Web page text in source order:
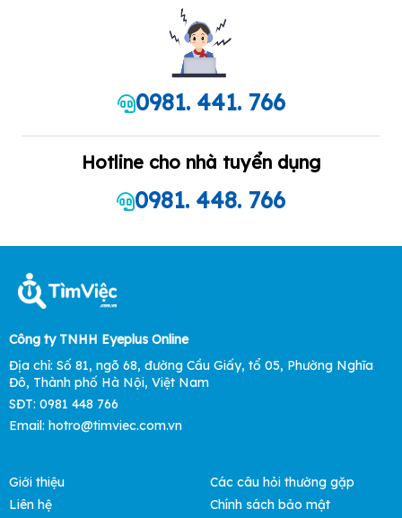
0981. 441. 766
Hotline cho nhà tuyển dụng
0981. 448. 766
Công ty TNHH Eyeplus Online
Địa chỉ: Số 81, ngõ 68, đường Cầu Giấy, tổ 05, Phường Nghĩa
Đô, Thành phố Hà Nội, Việt Nam
SĐT: 0981 448 766
Email: hotro@timviec.com.vn
Giới thiệu
Liên hệ
Các câu hỏi thường gặp
Chính sách bảo mật